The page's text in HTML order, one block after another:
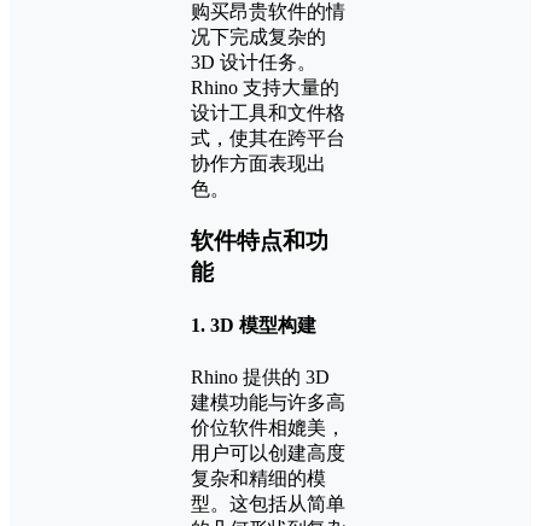
购买昂贵软件的情
况下完成复杂的
3D 设计任务。
Rhino 支持大量的
设计工具和文件格
式，使其在跨平台
协作方面表现出
色。
软件特点和功
能
1. 3D 模型构建
Rhino 提供的 3D
建模功能与许多高
价位软件相媲美，
用户可以创建高度
复杂和精细的模
型。这包括从简单